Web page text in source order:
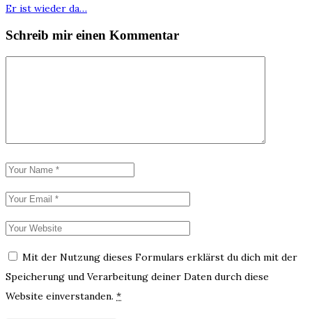
Er ist wieder da…
Schreib mir einen Kommentar
Mit der Nutzung dieses Formulars erklärst du dich mit der
Speicherung und Verarbeitung deiner Daten durch diese
Website einverstanden. *